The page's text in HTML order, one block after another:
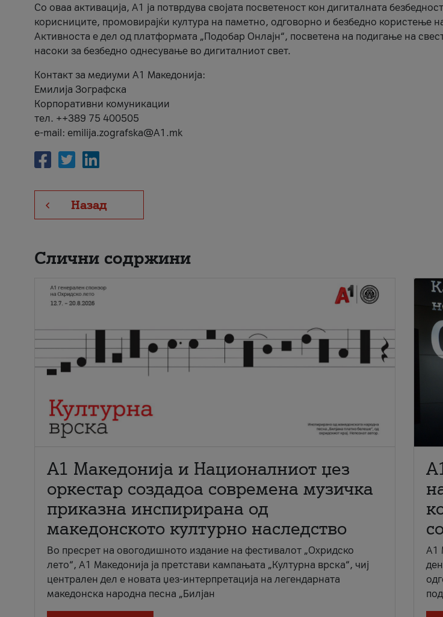
Со оваа активација, А1 ја потврдува својата посветеност кон дигиталната
корисниците, промовирајќи култура на паметно, одговорно и безбедно користење
Активноста е дел од платформата „Подобар Онлајн“, посветена на подигање на
насоки за безбедно однесување во дигиталниот свет.
Контакт за медиуми А1 Македонија:
Емилија Зографска
Корпоративни комуникации
тел. ++389 75 400505
e-mail: emilija.zografska@A1.mk
Назад
Слични содржини
А1 Македонија и Националниот џез
оркестар создадоа современа музичка
приказна инспирирана од
македонското културно наследство
Во пресрет на овогодишното издание на фестивалот „Охридско
лето“, А1 Македонија ја претстави кампањата „Културна врска“, чиј
централен дел е новата џез-интерпретација на легендарната
македонска народна песна „Билјан
A1